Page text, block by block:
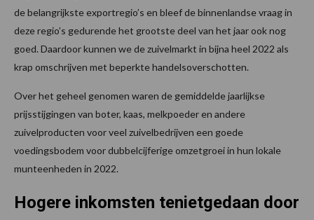
de belangrijkste exportregio’s en bleef de binnenlandse vraag in
deze regio’s gedurende het grootste deel van het jaar ook nog
goed. Daardoor kunnen we de zuivelmarkt in bijna heel 2022 als
krap omschrijven met beperkte handelsoverschotten.
Over het geheel genomen waren de gemiddelde jaarlijkse
prijsstijgingen van boter, kaas, melkpoeder en andere
zuivelproducten voor veel zuivelbedrijven een goede
voedingsbodem voor dubbelcijferige omzetgroei in hun lokale
munteenheden in 2022.
Hogere inkomsten tenietgedaan door